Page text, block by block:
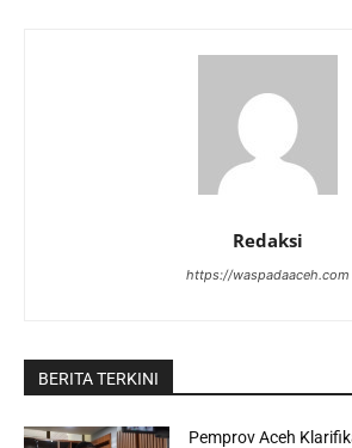
Redaksi
https://waspadaaceh.com
BERITA TERKINI
Pemprov Aceh